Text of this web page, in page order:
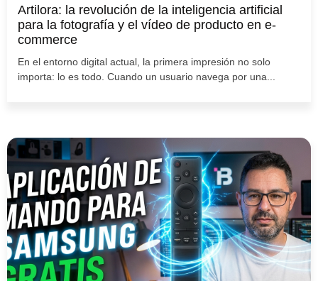
Artilora: la revolución de la inteligencia artificial
para la fotografía y el vídeo de producto en e-
commerce
En el entorno digital actual, la primera impresión no solo
importa: lo es todo. Cuando un usuario navega por una...